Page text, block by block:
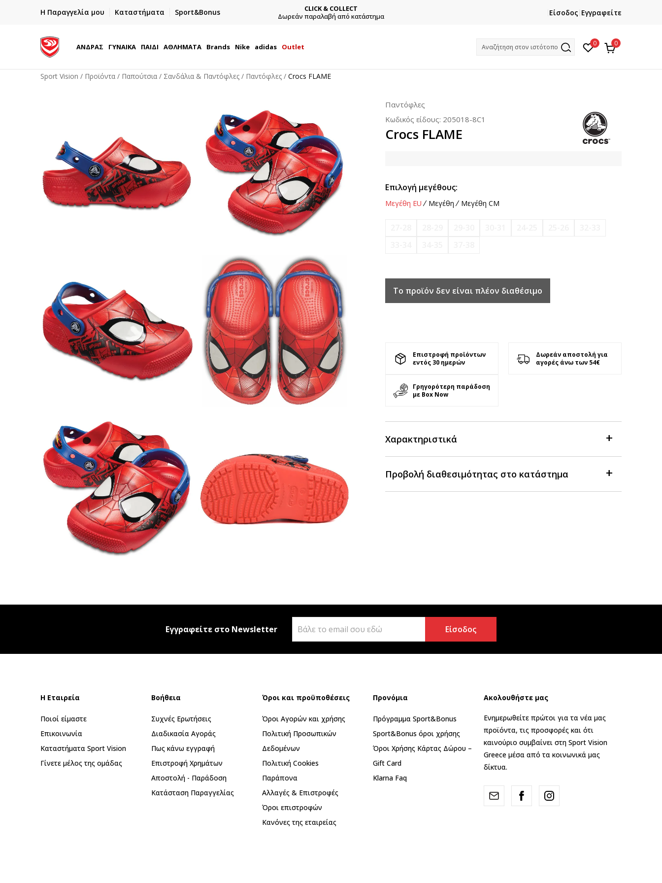
Η Παραγγελία μου Καταστήματα Sport&Bonus
ΓΡΗΓΟΡΟΤΕΡΗ ΠΑΡΑΔΟΣΗ ΜΕ BOX NOW
Παραλαβή 24/7
CLICK & COLLECT
Δωρεάν παραλαβή από κατάστημα
Και κερδίστε -10% με την πρώτη σας αγορά!
Είσοδος Εγγραφείτε
ΑΝΔΡΑΣ ΓΥΝΑΙΚΑ ΠΑΙΔΙ ΑΘΛΗΜΑΤΑ Brands Nike adidas Outlet Αναζήτηση στον ιστότοπο 0 0
Sport Vision Προϊόντα Παπούτσια Σανδάλια & Παντόφλες Παντόφλες Crocs FLAME
Παντόφλες
Κωδικός είδους: 205018-8C1
Crocs FLAME
Επιλογή μεγέθους:
Μεγέθη EU Μεγέθη Μεγέθη CM
Το προϊόν δεν είναι πλέον διαθέσιμο
Επιστροφή προϊόντων
εντός 30 ημερών
Δωρεάν αποστολή για
αγορές άνω των 54€
Γρηγορότερη παράδοση
με Box Now
Χαρακτηριστικά
Προβολή διαθεσιμότητας στο κατάστημα
Εγγραφείτε στο Newsletter Είσοδος
Η Εταιρεία
Ποιοί είμαστε
Επικοινωνία
Καταστήματα Sport Vision
Γίνετε μέλος της ομάδας
Βοήθεια
Συχνές Ερωτήσεις
Διαδικασία Αγοράς
Πως κάνω εγγραφή
Επιστροφή Xρημάτων
Αποστολή - Παράδοση
Κατάσταση Παραγγελίας
Όροι και προϋποθέσεις
Όροι Αγορών και χρήσης
Πολιτική Προσωπικών
Δεδομένων
Πολιτική Cookies
Παράπονα
Αλλαγές & Επιστροφές
Όροι επιστροφών
Κανόνες της εταιρείας
Προνόμια
Πρόγραμμα Sport&Bonus
Sport&Bonus όροι χρήσης
Όροι Χρήσης Κάρτας Δώρου –
Gift Card
Klarna Faq
Ακολουθήστε μας
Ενημερωθείτε πρώτοι για τα νέα μας
προϊόντα, τις προσφορές και ότι
καινούριο συμβαίνει στη Sport Vision
Greece μέσα από τα κοινωνικά μας
δίκτυα.